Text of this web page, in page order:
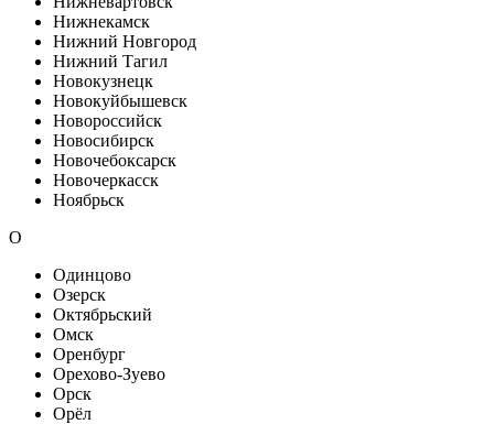
Нижнекамск
Нижний Новгород
Нижний Тагил
Новокузнецк
Новокуйбышевск
Новороссийск
Новосибирск
Новочебоксарск
Новочеркасск
Ноябрьск
О
Одинцово
Озерск
Октябрьский
Омск
Оренбург
Орехово-Зуево
Орск
Орёл